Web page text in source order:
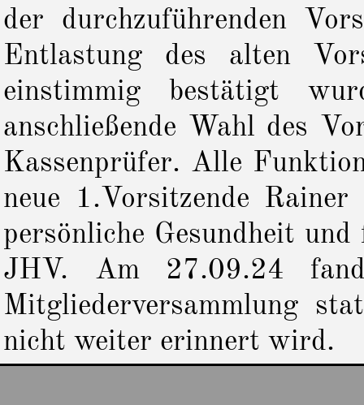
der durchzuführenden
Entlastung des alten
einstimmig bestätigt
anschließende Wahl des
Kassenprüfer. Alle
neue 1.Vorsitzende
persönliche Gesundheit
JHV. Am 27.09.24 fand
Mitgliederversammlung
nicht weiter erinnert wird.